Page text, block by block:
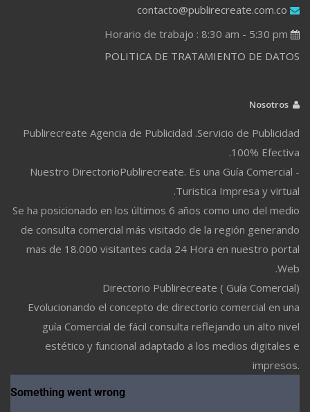
contacto@publirecreate.com.co
POLITICA DE TRATAMIENTO DE DATOS
Publirecreate Agencia de Publicidad .Servicio de Publicidad
100% Efectiva.
Nuestro DirectorioPublirecreate. Es una Guía Comercial -
Turistica Impresa y virtual.
Se ha posicionado en los últimos 6 años como uno del medio
de consulta comercial más visitado de la región generando
mas de 18.000 visitantes cada 24 Hora en nuestro portal
Web.
Directorio Publirecreate ( Guía Comercial)
Evolucionando el concepto de directorio comercial en una
guía Comercial de fácil consulta reflejando un alto nivel
estético y funcional adaptado a los medios digitales e
impresos.